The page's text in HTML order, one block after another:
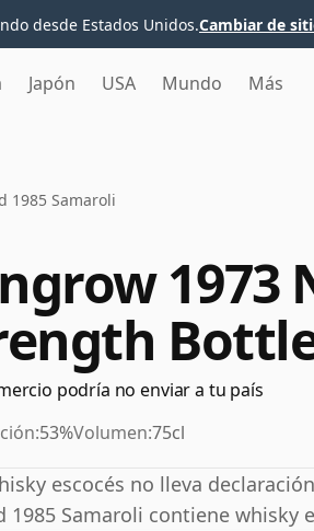
desde Estados Unidos.Cambiar de
Japón USA Mundo Más
1985 Samaroli
1973
podría no enviar a tu país
53%Volumen:75cl
escocés no lleva
1985 Samaroli contiene whisky